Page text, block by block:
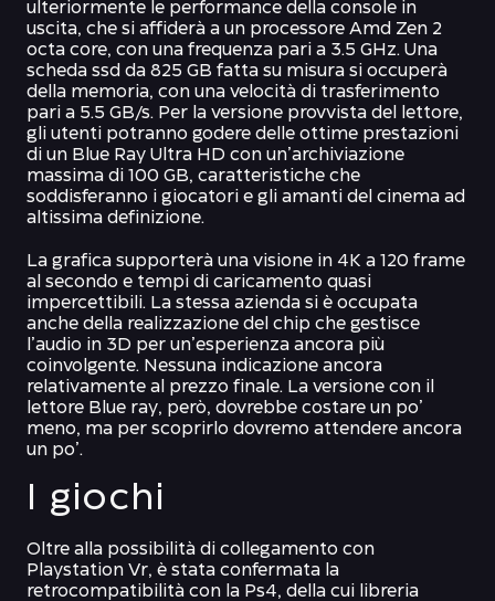
ulteriormente le performance della console in
uscita, che si affiderà a un processore Amd Zen 2
octa core, con una frequenza pari a 3.5 GHz. Una
scheda ssd da 825 GB fatta su misura si occuperà
della memoria, con una velocità di trasferimento
pari a 5.5 GB/s. Per la versione provvista del lettore,
gli utenti potranno godere delle ottime prestazioni
di un Blue Ray Ultra HD con un’archiviazione
massima di 100 GB, caratteristiche che
soddisferanno i giocatori e gli amanti del cinema ad
altissima definizione.
La grafica supporterà una visione in 4K a 120 frame
al secondo e tempi di caricamento quasi
impercettibili. La stessa azienda si è occupata
anche della realizzazione del chip che gestisce
l’audio in 3D per un’esperienza ancora più
coinvolgente. Nessuna indicazione ancora
relativamente al prezzo finale. La versione con il
lettore Blue ray, però, dovrebbe costare un po’
meno, ma per scoprirlo dovremo attendere ancora
un po’.
I giochi
Oltre alla possibilità di collegamento con
Playstation Vr, è stata confermata la
retrocompatibilità con la Ps4, della cui libreria